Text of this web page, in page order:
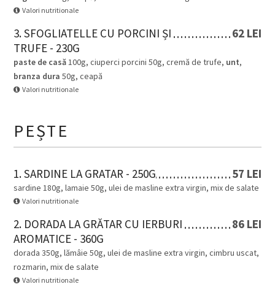
Valori nutritionale
3. SFOGLIATELLE CU PORCINI ȘI
TRUFE - 230G
paste de casă100g, ciuperci porcini 50g, cremă de trufe, unt,
branza dura 50g, ceapă
Valori nutritionale
62 LEI
PEȘTE
1. SARDINE LA GRATAR - 250G
sardine 180g, lamaie 50g, ulei de masline extra virgin, mix de salate
Valori nutritionale
57 LEI
2. DORADA LA GRĂTAR CU IERBURI
AROMATICE - 360G
dorada 350g, lămâie 50g, ulei de masline extra virgin, cimbru uscat,
rozmarin, mix de salate
Valori nutritionale
86 LEI